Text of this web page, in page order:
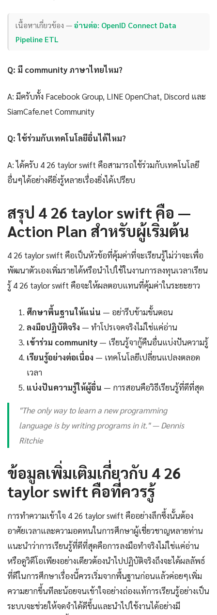
เนื้อหาเกี่ยวข้อง —อ่านต่อ: OpenID Connect Data
Pipeline ETL
Q: มี community ภาษาไทยไหม?
A: มีครับทั้ง Facebook Group, LINE OpenChat, Discord และ
SiamCafe.net Community
Q: ใช้ร่วมกับเทคโนโลยีอื่นได้ไหม?
A: ได้ครับ 4 26 taylor swift คือสามารถใช้ร่วมกับเทคโนโลยี
อื่นๆได้อย่างดียิ่งรู้หลายเรื่องยิ่งได้เปรียบ
สรุป 4 26 taylor swift คือ —
Action Plan สำหรับผู้เริ่มต้น
4 26 taylor swift คือเป็นหัวข้อที่คุ้มค่าที่จะเรียนรู้ไม่ว่าจะเพื่อ
พัฒนาตัวเองเพิ่มรายได้หรือนำไปใช้ในงานการลงทุนเวลาเรียน
รู้ 4 26 taylor swift คือจะให้ผลตอบแทนที่คุ้มค่าในระยะยาว
ศึกษาพื้นฐานให้แน่น — อย่ารีบข้ามขั้นตอน
ลงมือปฏิบัติจริง — ทำโปรเจคจริงไม่ใช่แค่อ่าน
เข้าร่วม community — เรียนรู้จากู้คืนอื่นแบ่งปันความรู้
เรียนรู้อย่างต่อเนื่อง — เทคโนโลยีเปลี่ยนแปลงตลอด
เวลา
แบ่งปันความรู้ให้ผู้อื่น — การสอนคือวิธีเรียนรู้ที่ดีที่สุด
"The only way to learn a new programming
language is by writing programs in it." — Dennis
Ritchie
ข้อมูลเพิ่มเติมเกี่ยวกับ 4 26
taylor swift คือที่ควรรู้
การทำความเข้าใจ 4 26 taylor swift คืออย่างลึกซึ้งนั้นต้อง
อาศัยเวลาและความอดทนในการศึกษาผู้เชี่ยวชาญหลายท่าน
แนะนำว่าการเรียนรู้ที่ดีที่สุดคือการลงมือทำจริงไม่ใช่แค่อ่าน
หรือดูวิดีโอเพียงอย่างเดียวต้องนำไปปฏิบัติจริงถึงจะได้ผลลัพธ์
ที่ดีในการศึกษาเรื่องนี้ควรเริ่มจากพื้นฐานก่อนแล้วค่อยๆเพิ่ม
ความยากขึ้นทีละน้อยจนเข้าใจอย่างถ่องแท้การเรียนรู้อย่างเป็น
ระบบจะช่วยให้จดจำได้ดีขึ้นและนำไปใช้งานได้อย่างมี